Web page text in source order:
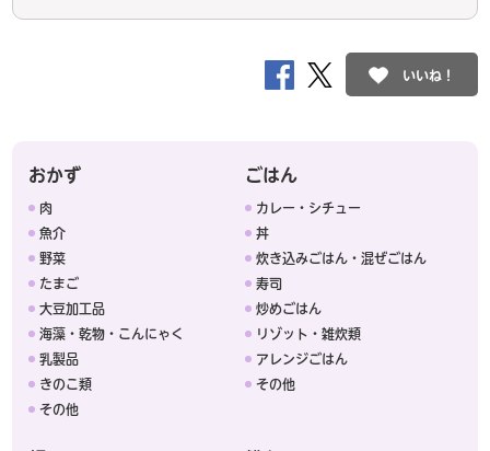
いいね！
おかず
肉
魚介
野菜
たまご
大豆加工品
海藻・乾物・こんにゃく
乳製品
きのこ類
その他
ごはん
カレー・シチュー
丼
炊き込みごはん・混ぜごはん
寿司
炒めごはん
リゾット・雑炊類
アレンジごはん
その他